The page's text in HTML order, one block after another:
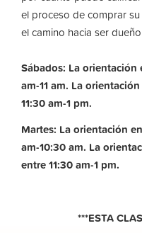
el proceso de comprar
el camino hacia ser
Sábados: La
am-11 am. La
11:30 am-1 pm.
Martes: La orientación
am-10:30 am. La
entre 11:30 am-1 pm.
***ESTA